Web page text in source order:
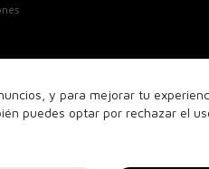
y para mejorar tu
puedes optar por rechazar el